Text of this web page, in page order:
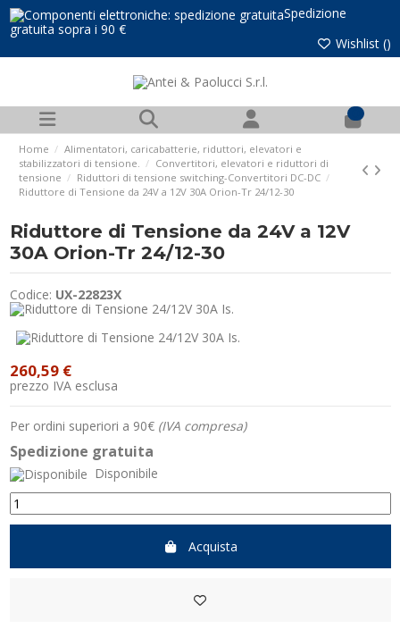
Spedizione
gratuita sopra i 90 €
Wishlist ()
Home
Alimentatori, caricabatterie, riduttori, elevatori e
stabilizzatori di tensione.
Convertitori, elevatori e riduttori di
tensione
Riduttori di tensione switching-Convertitori DC-DC
Riduttore di Tensione da 24V a 12V 30A Orion-Tr 24/12-30
Riduttore di Tensione da 24V a 12V
30A Orion-Tr 24/12-30
Codice: UX-22823X
260,59 €
prezzo IVA esclusa
Per ordini superiori a 90€ (IVA compresa)
Spedizione gratuita
Disponibile
Acquista